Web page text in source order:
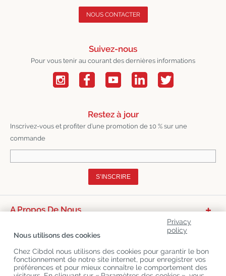
NOUS CONTACTER
Suivez-nous
Pour vous tenir au courant des dernières informations
Restez à jour
Inscrivez-vous et profiter d’une promotion de 10 % sur une
commande
S’INSCRIRE
A Propos De Nous
Derniers Blogs
Privacy
policy
Nous utilisons des cookies
Chez Cibdol nous utilisons des cookies pour garantir le bon
fonctionnement de notre site internet, pour enregistrer vos
préférences et pour mieux connaître le comportement des